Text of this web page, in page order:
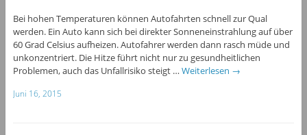
Bei hohen Temperaturen können Autofahrten schnell zur Qual
werden. Ein Auto kann sich bei direkter Sonneneinstrahlung auf über
60 Grad Celsius aufheizen. Autofahrer werden dann rasch müde und
unkonzentriert. Die Hitze führt nicht nur zu gesundheitlichen
Problemen, auch das Unfallrisiko steigt … Weiterlesen →
Juni 16, 2015